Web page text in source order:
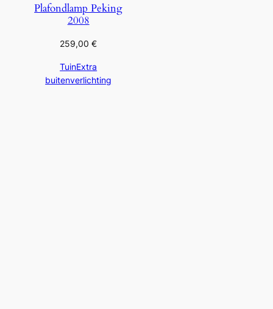
Plafondlamp Peking
2008
259,00€
TuinExtra
buitenverlichting